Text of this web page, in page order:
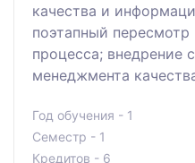
качества и
поэтапный
процесса; внедрение
менеджмента
Год обучения - 1
Семестр - 1
Кредитов - 6